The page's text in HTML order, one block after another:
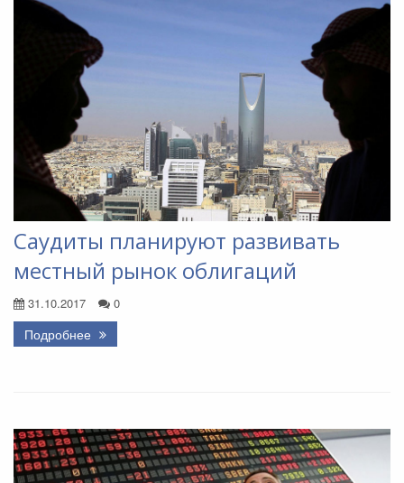
Саудиты планируют развивать
местный рынок облигаций
31.10.2017 0
Подробнее